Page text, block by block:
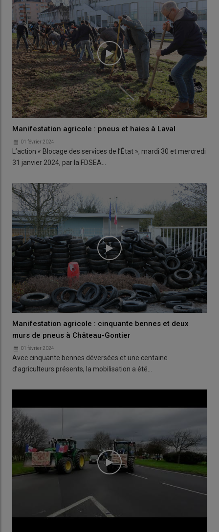
Manifestation agricole : pneus et haies à Laval
01 février 2024
L’action « Blocage des services de l’État », mardi 30 et mercredi
31 janvier 2024, par la FDSEA…
Manifestation agricole : cinquante bennes et deux
murs de pneus à Château-Gontier
01 février 2024
Avec cinquante bennes déversées et une centaine
d’agriculteurs présents, la mobilisation a été…